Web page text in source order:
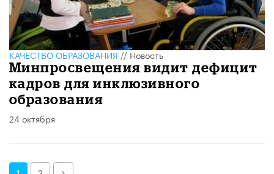
КАЧЕСТВО ОБРАЗОВАНИЯ//Новость
Минпросвещения видит дефицит
кадров для инклюзивного
образования
24 октября